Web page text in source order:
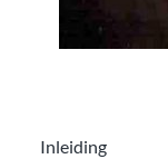
Inleiding